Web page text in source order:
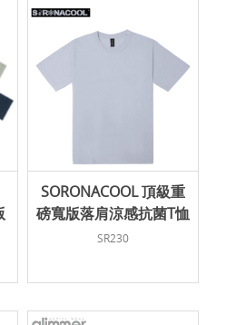
SORONACOOL 頂級重
磅寬版落肩涼感抗菌T恤
SR230